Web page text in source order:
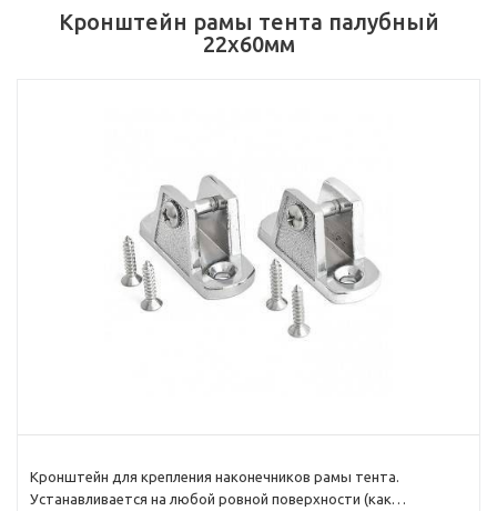
Кронштейн рамы тента палубный
22х60мм
Кронштейн для крепления наконечников рамы тента.
Устанавливается на любой ровной поверхности (как